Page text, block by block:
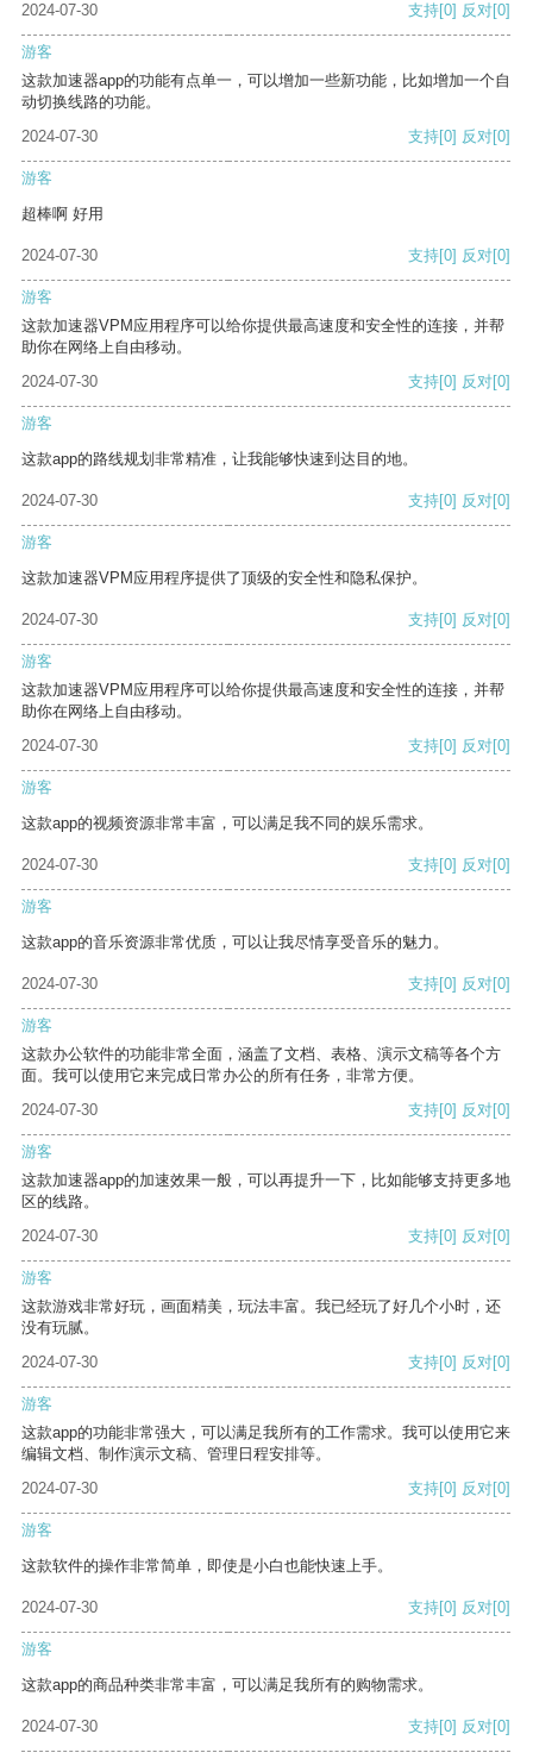
2024-07-30 支持[0] 反对[0]
游客
这款加速器app的功能有点单一，可以增加一些新功能，比如增加一个自
动切换线路的功能。
2024-07-30
支持[0] 反对[0]
游客
超棒啊 好用
2024-07-30 支持[0] 反对[0]
游客
这款加速器VPM应用程序可以给你提供最高速度和安全性的连接，并帮
助你在网络上自由移动。
2024-07-30
支持[0] 反对[0]
游客
这款app的路线规划非常精准，让我能够快速到达目的地。
2024-07-30 支持[0] 反对[0]
游客
这款加速器VPM应用程序提供了顶级的安全性和隐私保护。
2024-07-30 支持[0] 反对[0]
游客
这款加速器VPM应用程序可以给你提供最高速度和安全性的连接，并帮
助你在网络上自由移动。
2024-07-30
支持[0] 反对[0]
游客
这款app的视频资源非常丰富，可以满足我不同的娱乐需求。
2024-07-30 支持[0] 反对[0]
游客
这款app的音乐资源非常优质，可以让我尽情享受音乐的魅力。
2024-07-30 支持[0] 反对[0]
游客
这款办公软件的功能非常全面，涵盖了文档、表格、演示文稿等各个方
面。我可以使用它来完成日常办公的所有任务，非常方便。
2024-07-30
支持[0] 反对[0]
游客
这款加速器app的加速效果一般，可以再提升一下，比如能够支持更多地
区的线路。
2024-07-30
支持[0] 反对[0]
游客
这款游戏非常好玩，画面精美，玩法丰富。我已经玩了好几个小时，还
没有玩腻。
2024-07-30
支持[0] 反对[0]
游客
这款app的功能非常强大，可以满足我所有的工作需求。我可以使用它来
编辑文档、制作演示文稿、管理日程安排等。
2024-07-30
支持[0] 反对[0]
游客
这款软件的操作非常简单，即使是小白也能快速上手。
2024-07-30 支持[0] 反对[0]
游客
这款app的商品种类非常丰富，可以满足我所有的购物需求。
2024-07-30 支持[0] 反对[0]